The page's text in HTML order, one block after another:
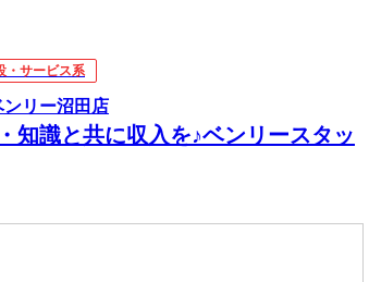
・サービス系
リー沼田店
知識と共に収入を♪ベンリースタッ